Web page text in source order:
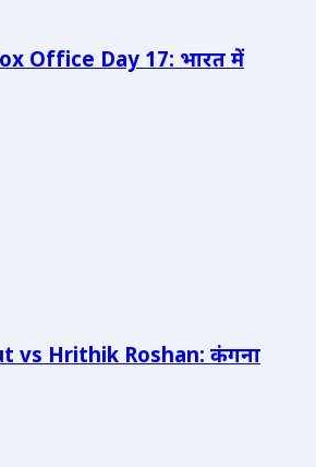
Office Day 17: भारत में
vs Hrithik Roshan: कंगना